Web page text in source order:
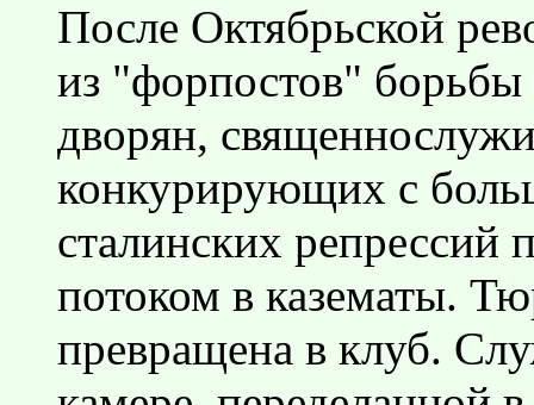
После Октябрьской
из "форпостов"
дворян,
конкурирующих с
сталинских репрессий
потоком в казематы.
превращена в клуб.